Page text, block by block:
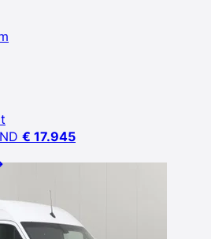
€ 17.945